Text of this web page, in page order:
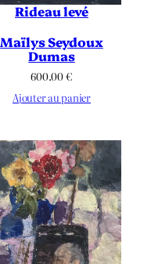
Rideau levé
Maïlys Seydoux
Dumas
600.00€
Ajouter au panier